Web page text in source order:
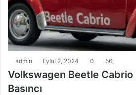
admin Eylül 2, 2024 0 56
Volkswagen Beetle Cabrio
Basıncı